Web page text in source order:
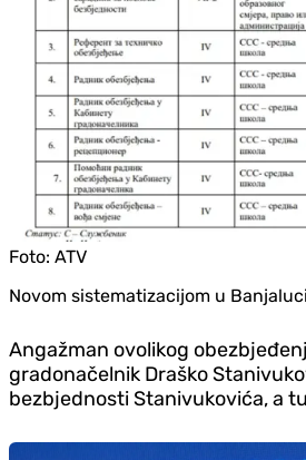
Foto: ATV
Novom sistematizacijom u
Angažman ovolikog
gradonačelnik Draško
bezbjednosti Stanivukovića, a